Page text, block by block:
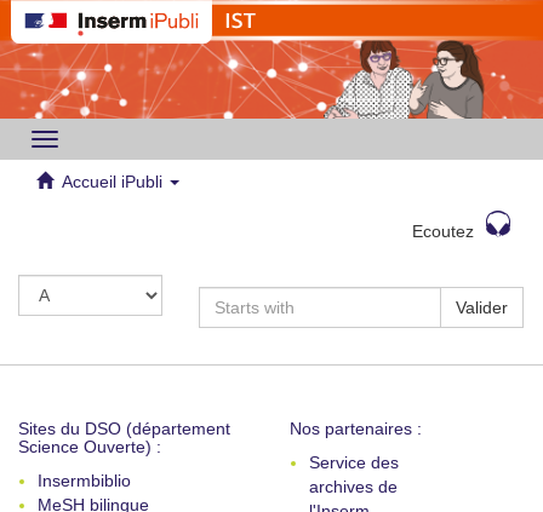
Toggle
navigation
Accueil iPubli
Ecoutez
Valider
Sites du DSO (département
Science Ouverte) :
Insermbiblio
MeSH bilingue
Nos partenaires :
Service des
archives de